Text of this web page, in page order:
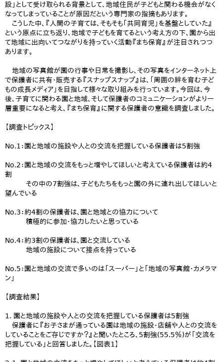
設」として受け取られる背景として、地域住民が子どもと関わる機会がなく
なってしまっていることが原因だという専門家の指摘もあります。
こうした中、『人間の子育ては、そもそも「共同育児」を基盤としていた』
という原点に立ち返り、地域で子どもを育てるという考え方の下、園から出
て地域に出向いてつながりを持っていく活動『まち保育』が注目されつつ
あります。
地域の写真館が園の行事や日常を撮影し、その写真をインターネット上
で保護者に共有・販売する『スナップスナップ』は、「周囲の絆を育む子ど
もの成長メディア」を目指して様々な取り組みを行っています。今回は、今
後、子育てに関わる園と地域、そして保護者のコミュニケーションがより一
層重要になると考え、『まち保育』に関する保護者の意識を調査しました。
【調査トピックス】
No.1：園と地域の施設や人との交流を把握している保護者は5割強
No.2：園と地域の交流をもっと増やしてほしいと考えている保護者は約4
割
その中の7割強は、子どもたちをもっと園の外に連れ出してほしいと
望んでいる
No.3：約4割の保護者は、園と地域との協力について
積極的に参加・協力したいと思っている
No.4：約3割の保護者は、園と交流している
地域の施設について接点を持っている
No.5：園と地域の交流で多いのは「スーパー」と「地域の写真館・カメラマ
ン」
【調査結果】
1. 園と地域の施設や人との交流を把握している保護者は5割強
保護者に『お子さまが通っている園は地域の施設・店舗や人との交流を
していることをご存じですか？』と聞いたところ、5割強(55.5％)が「交流を
把握している」と回答しました。【図表1】